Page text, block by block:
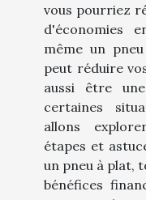
vous pourriez
d'économies
même un
peut réduire
aussi être
certaines
allons
étapes et
un pneu à plat,
bénéfices